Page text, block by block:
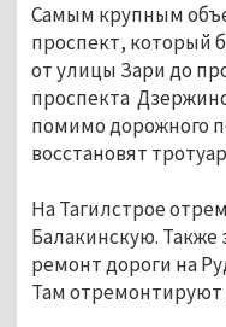
Самым крупным
проспект, который
от улицы Зари до
проспекта
помимо дорожного
восстановят
На Тагилстрое
Балакинскую.
ремонт дороги на
Там отремонтируют